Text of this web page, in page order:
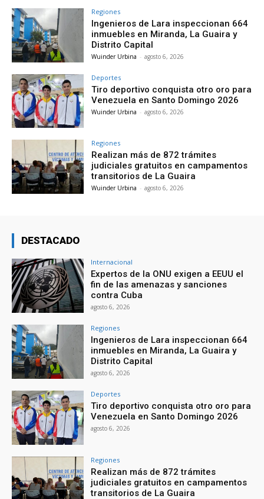
Regiones
Ingenieros de Lara inspeccionan 664
inmuebles en Miranda, La Guaira y
Distrito Capital
Wuinder Urbina - agosto 6, 2026
Deportes
Tiro deportivo conquista otro oro para
Venezuela en Santo Domingo 2026
Wuinder Urbina - agosto 6, 2026
Regiones
Realizan más de 872 trámites
judiciales gratuitos en campamentos
transitorios de La Guaira
Wuinder Urbina - agosto 6, 2026
DESTACADO
Internacional
Expertos de la ONU exigen a EEUU el
fin de las amenazas y sanciones
contra Cuba
agosto 6, 2026
Regiones
Ingenieros de Lara inspeccionan 664
inmuebles en Miranda, La Guaira y
Distrito Capital
agosto 6, 2026
Deportes
Tiro deportivo conquista otro oro para
Venezuela en Santo Domingo 2026
agosto 6, 2026
Regiones
Realizan más de 872 trámites
judiciales gratuitos en campamentos
transitorios de La Guaira